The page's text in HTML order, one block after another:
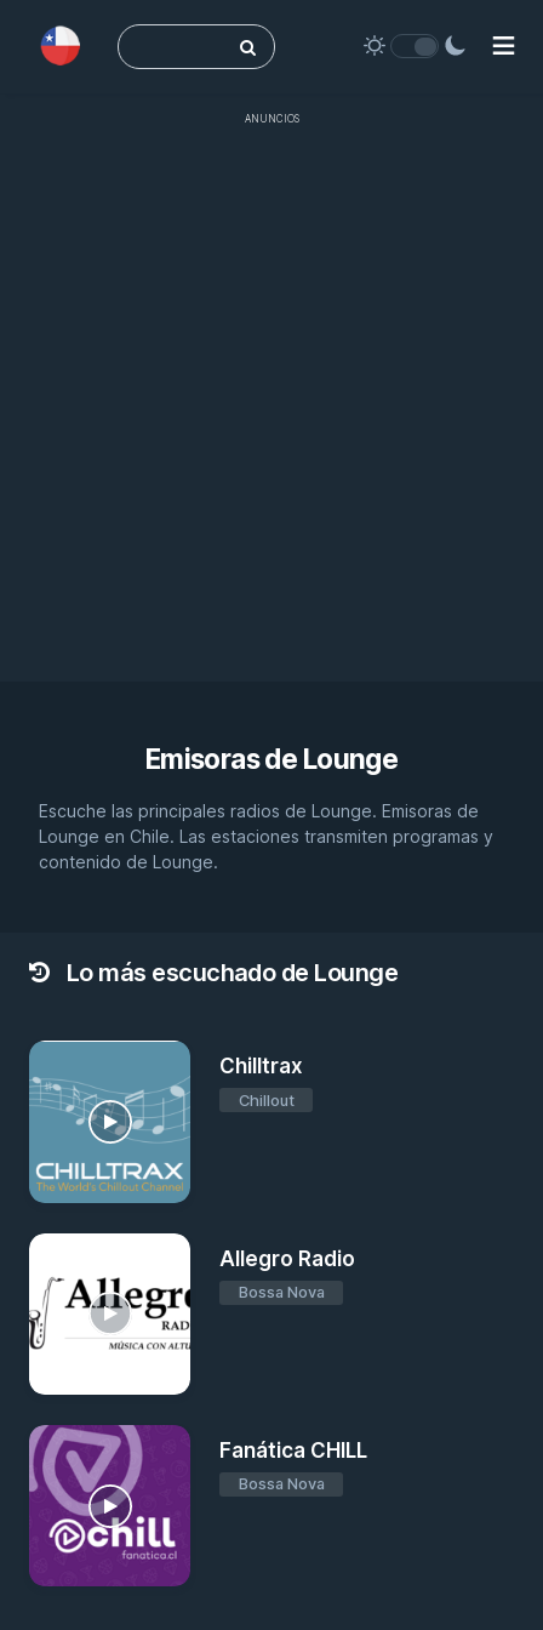
Buscar:
ANUNCIOS
Emisoras de Lounge
Escuche las principales radios de Lounge. Emisoras de
Lounge en Chile. Las estaciones transmiten programas y
contenido de Lounge.
Lo más escuchado de Lounge
Chilltrax
Chillout
Allegro Radio
Bossa Nova
Fanática CHILL
Bossa Nova